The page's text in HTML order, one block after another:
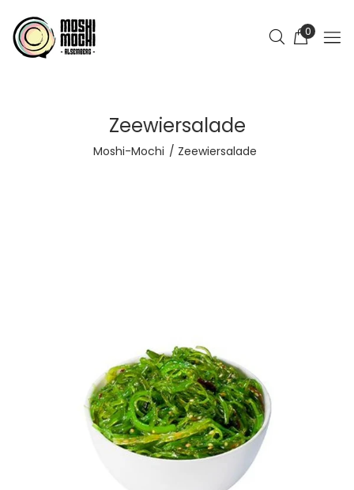
0
Zeewiersalade
Moshi-Mochi Zeewiersalade